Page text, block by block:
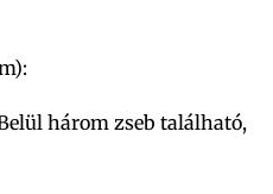
három zseb található,